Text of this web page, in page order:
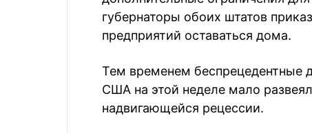
губернаторы обоих штатов
предприятий оставаться дома.
Тем временем беспрецедентные
США на этой неделе мало
надвигающейся рецессии.